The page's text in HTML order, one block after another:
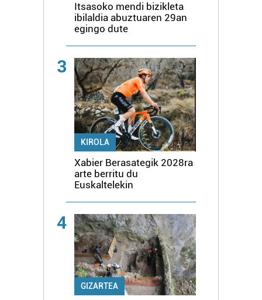
Itsasoko mendi bizikleta
ibilaldia abuztuaren 29an
egingo dute
3
KIROLA
Xabier Berasategik 2028ra
arte berritu du
Euskaltelekin
4
GIZARTEA